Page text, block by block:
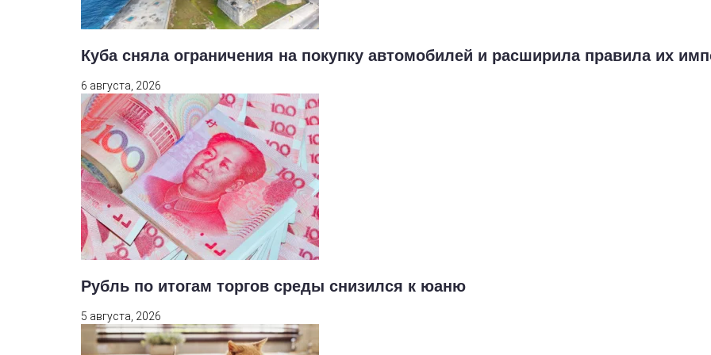
Куба сняла ограничения на покупку автомобилей и расширила правила их
6 августа, 2026
Рубль по итогам торгов среды снизился к юаню
5 августа, 2026